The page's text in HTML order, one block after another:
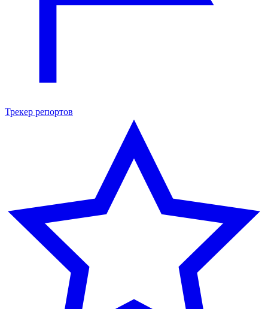
Трекер репортов